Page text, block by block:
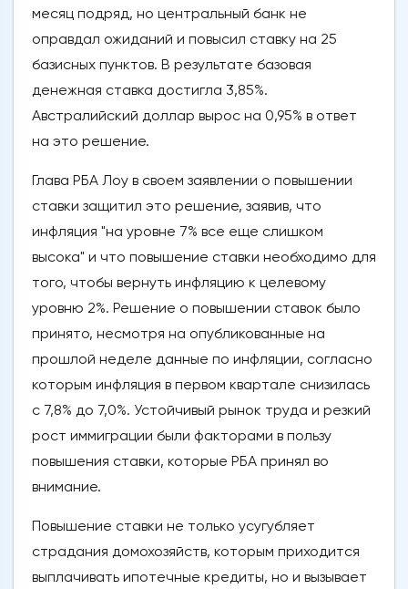
месяц подряд, но центральный банк не
оправдал ожиданий и повысил ставку на 25
базисных пунктов. В результате базовая
денежная ставка достигла 3,85%.
Австралийский доллар вырос на 0,95% в ответ
на это решение.
Глава РБА Лоу в своем заявлении о повышении
ставки защитил это решение, заявив, что
инфляция "на уровне 7% все еще слишком
высока" и что повышение ставки необходимо для
того, чтобы вернуть инфляцию к целевому
уровню 2%. Решение о повышении ставок было
принято, несмотря на опубликованные на
прошлой неделе данные по инфляции, согласно
которым инфляция в первом квартале снизилась
с 7,8% до 7,0%. Устойчивый рынок труда и резкий
рост иммиграции были факторами в пользу
повышения ставки, которые РБА принял во
внимание.
Повышение ставки не только усугубляет
страдания домохозяйств, которым приходится
выплачивать ипотечные кредиты, но и вызывает